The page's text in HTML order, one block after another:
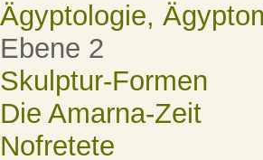
Ägyptologie,
Ebene 2
Skulptur-Formen
Die Amarna-Zeit
Nofretete